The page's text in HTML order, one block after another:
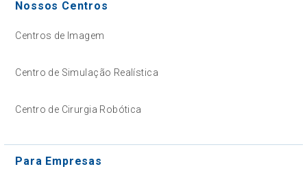
Nossos Centros
Centros de Imagem
Centro de Simulação Realística
Centro de Cirurgia Robótica
Para Empresas